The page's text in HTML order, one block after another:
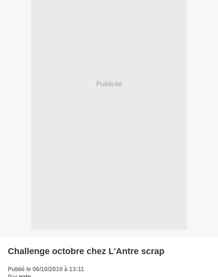
Publicité
Challenge octobre chez L'Antre scrap
Publié le 06/10/2010 à 13:11